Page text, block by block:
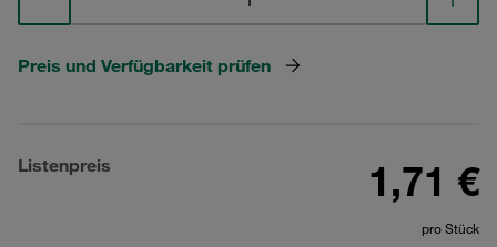
Preis und Verfügbarkeit prüfen
Listenpreis 1,71 €
pro Stück